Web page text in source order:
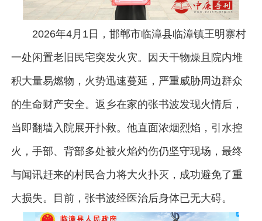
2026年4月1日，邯郸市临漳县临漳镇王明寨村
一处闲置老旧民宅突发火灾。因天干物燥且院内堆
积大量易燃物，火势迅速蔓延，严重威胁周边群众
的生命财产安全。返乡在家的张书波发现火情后，
当即翻墙入院展开扑救。他直面浓烟烈焰，引水控
火，手部、背部多处被火焰灼伤仍坚守现场，最终
与闻讯赶来的村民合力将大火扑灭，成功避免了重
大损失。目前，张书波经医治后身体已无大碍。